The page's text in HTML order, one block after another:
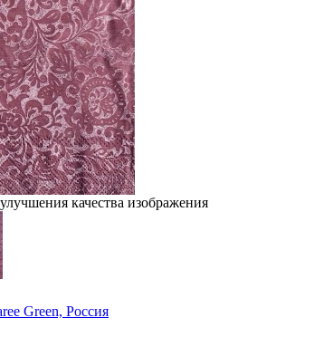
качества изображения
Green, Россия